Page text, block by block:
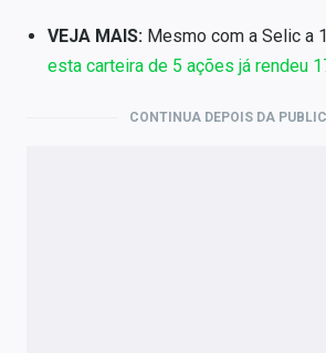
VEJA MAIS: Mesmo com a Selic a
esta carteira de 5 ações já rendeu
CONTINUA DEPOIS DA